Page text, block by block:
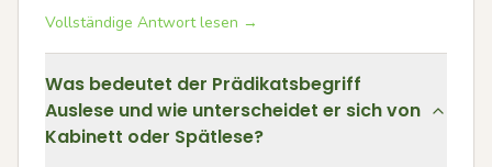
Vollständige Antwort lesen →
Was bedeutet der Prädikatsbegriff
Auslese und wie unterscheidet er sich von
Kabinett oder Spätlese?